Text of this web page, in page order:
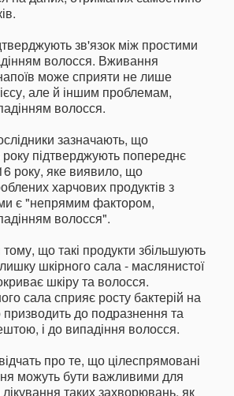
зв'язок між простими
волосся. Вживання
може сприяти не лише
але й іншим проблемам,
волосся.
зазначають, що
року підтверджують попереднє
року, яке виявило, що
харчових продуктів з
є "непрямим фактором,
волосся".
що такі продукти збільшують
шкірного сала - маслянистої
шкіру та волосся.
сала сприяє росту бактерій на
призводить до подразнення та
і до випадіння волосся.
про те, що цілеспрямовані
можуть бути важливими для
таких захворювань, як